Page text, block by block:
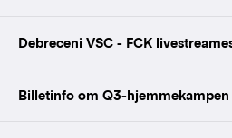
Debreceni VSC - FCK
Billetinfo om Q3-hjemmekampen